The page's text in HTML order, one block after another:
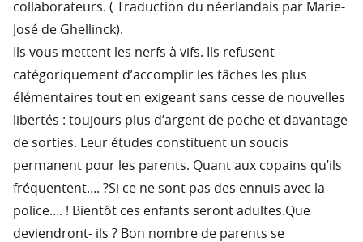
collaborateurs. ( Traduction du néerlandais par Marie-
José de Ghellinck).
Ils vous mettent les nerfs à vifs. Ils refusent
catégoriquement d’accomplir les tâches les plus
élémentaires tout en exigeant sans cesse de nouvelles
libertés : toujours plus d’argent de poche et davantage
de sorties. Leur études constituent un soucis
permanent pour les parents. Quant aux copains qu’ils
fréquentent…. ?Si ce ne sont pas des ennuis avec la
police…. ! Bientôt ces enfants seront adultes.Que
deviendront- ils ? Bon nombre de parents se